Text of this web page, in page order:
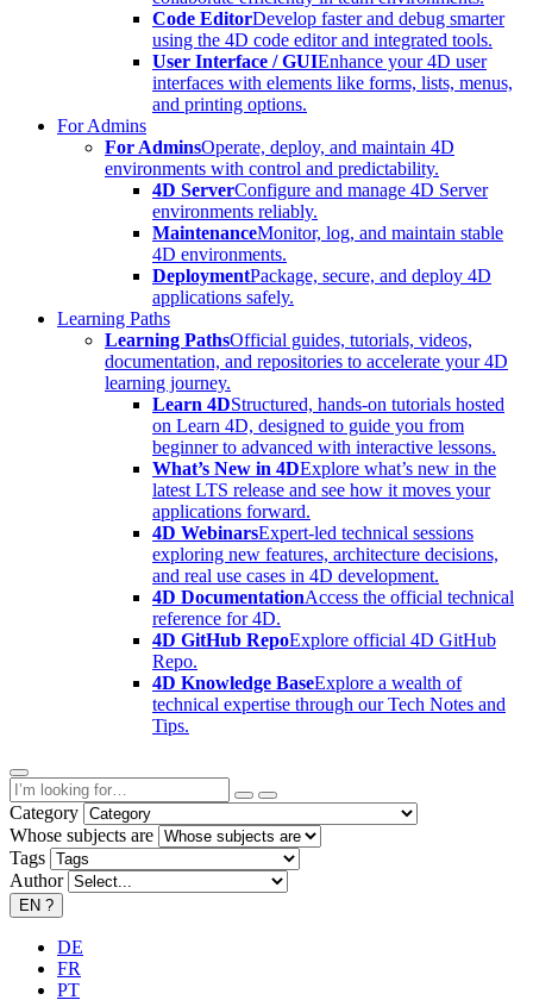
Code EditorDevelop faster and debug smarter
using the 4D code editor and integrated tools.
User Interface / GUIEnhance your 4D user
interfaces with elements like forms, lists, menus,
and printing options.
For Admins
For AdminsOperate, deploy, and maintain 4D
environments with control and predictability.
4D ServerConfigure and manage 4D Server
environments reliably.
MaintenanceMonitor, log, and maintain stable
4D environments.
DeploymentPackage, secure, and deploy 4D
applications safely.
Learning Paths
Learning PathsOfficial guides, tutorials, videos,
documentation, and repositories to accelerate your 4D
learning journey.
Learn 4DStructured, hands-on tutorials hosted
on Learn 4D, designed to guide you from
beginner to advanced with interactive lessons.
What’s New in 4DExplore what’s new in the
latest LTS release and see how it moves your
applications forward.
4D WebinarsExpert-led technical sessions
exploring new features, architecture decisions,
and real use cases in 4D development.
4D DocumentationAccess the official technical
reference for 4D.
4D GitHub RepoExplore official 4D GitHub
Repo.
4D Knowledge BaseExplore a wealth of
technical expertise through our Tech Notes and
Tips.
Category
Whose subjects are
Tags
Author
EN ?
DE
FR
PT